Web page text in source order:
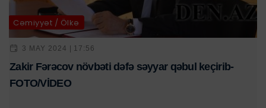
Cəmiyyət / Ölkə
3 MAY 2024 | 17:56
Zakir Fərəcov növbəti dəfə səyyar qəbul keçirib-
FOTO/VİDEO